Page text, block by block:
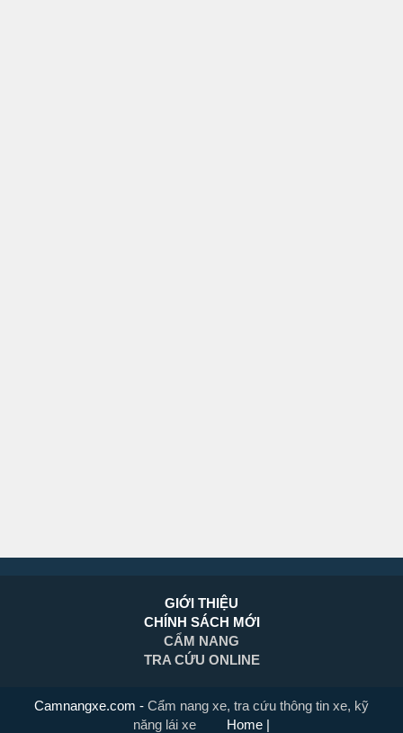
GIỚI THIỆU
CHÍNH SÁCH MỚI
CẨM NANG
TRA CỨU ONLINE
Camnangxe.com - Cẩm nang xe, tra cứu thông tin xe, kỹ
năng lái xe
Home |